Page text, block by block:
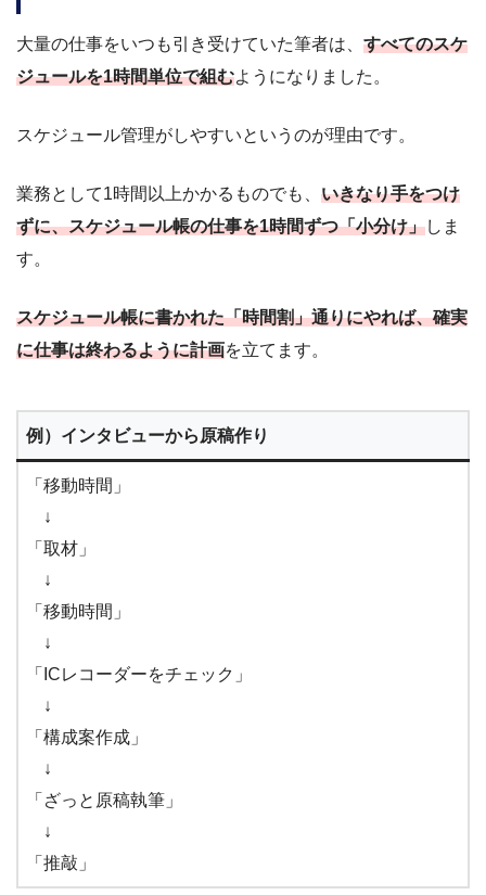
大量の仕事をいつも引き受けていた筆者は、 すべてのスケ
ジュールを1時間単位で組むようになりました。
スケジュール管理がしやすいというのが理由です。
業務として1時間以上かかるものでも、 いきなり手をつけ
ずに、スケジュール帳の仕事を1時間ずつ「小分け」しま
す。
スケジュール帳に書かれた「時間割」通りにやれば、確実
に仕事は終わるように計画を立てます。
例）インタビューから原稿作り
「移動時間」
↓
「取材」
↓
「移動時間」
↓
「ICレコーダーをチェック」
↓
「構成案作成」
↓
「ざっと原稿執筆」
↓
「推敲」